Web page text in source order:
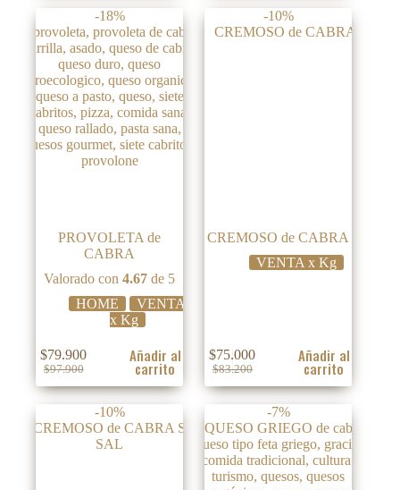
$96.700.
$84.900.
$96.700.
$84.900.
-18%
PROVOLETA de
CABRA
Valorado con4.67 de 5
HOME
VENTA
x Kg
$97.900
El
precio
original
$97.900.
$79.900
El
precio
actual
$79.900.
Añadir al
carrito
-10%
CREMOSO de CABRA
VENTA x Kg
$83.200
El
precio
original
$83.200.
$75.000
El
precio
actual
$75.000.
Añadir al
carrito
-10% -7%